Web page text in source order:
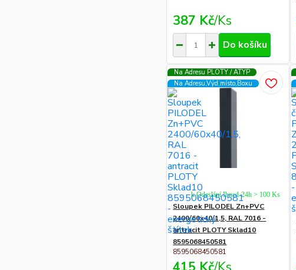
387 Kč/Ks
Do košíku
Na Adresu PLOTY / ATYP
Na Adresu,Výd.místo,Boxu
Sloupek PILODEL Zn+PVC
2400/60x40/1,5, RAL 7016 -
antracit PLOTY Sklad10
8595068450581
8595068450581
k Odeslání Ihned-24h > 100 Ks